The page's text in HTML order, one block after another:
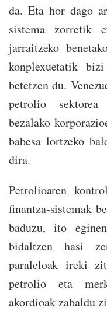
da. Eta hor dago
sistema zorretik
jarraitzeko
konplexuetatik
betetzen du.
petrolio
bezalako
babesa lortzeko
dira.
Petrolioaren
finantza-sistemak
baduzu, ito
bidaltzen hasi
paraleloak ireki
petrolio eta
akordioak zabaldu